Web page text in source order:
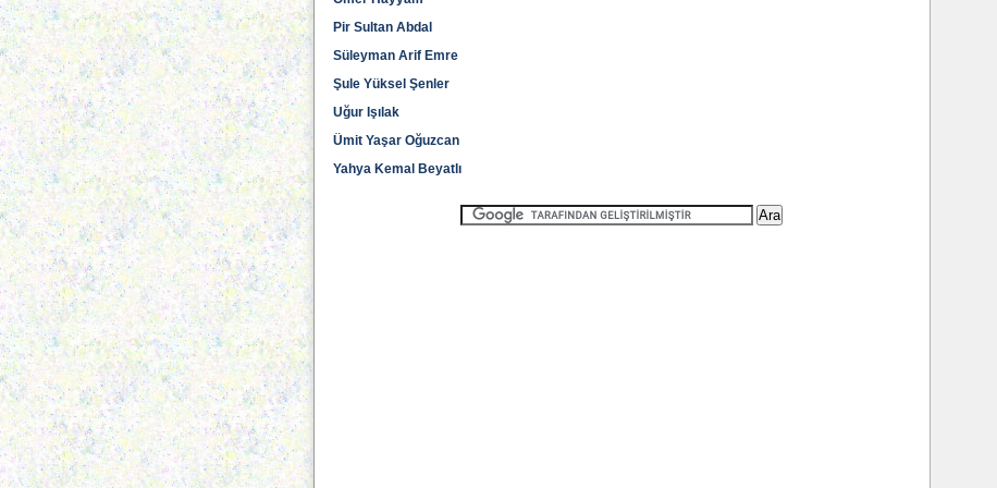
Pir Sultan Abdal
Süleyman Arif Emre
Şule Yüksel Şenler
Uğur Işılak
Ümit Yaşar Oğuzcan
Yahya Kemal Beyatlı